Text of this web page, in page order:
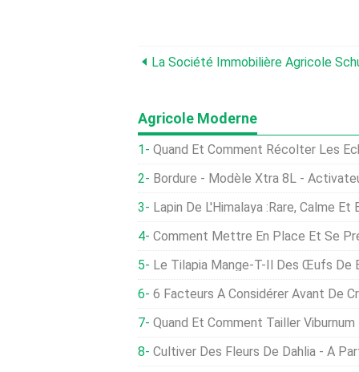
Agricole Moderne
Quand Et Comment Récolter Les
Bordure - Modèle Xtra 8L -
Lapin De L'Himalaya :Rare, Calme Et
Comment Mettre En Place Et Se Préparer Aux
Le Tilapia Mange-T-Il Des Œufs De
6 Facteurs À Considérer Avant De Créer Une Ferme
Quand Et Comment Tailler Viburnum
Cultiver Des Fleurs De Dahlia - À Partir De